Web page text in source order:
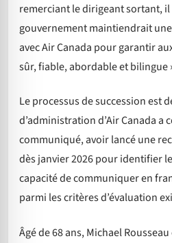
remerciant le dirigeant sortant, il
gouvernement maintiendrait
avec Air Canada pour garantir
sûr, fiable, abordable et bilingue
Le processus de succession est
d’administration d’Air Canada a
communiqué, avoir lancé une
dès janvier 2026 pour identifier
capacité de communiquer en
parmi les critères d’évaluation
Âgé de 68 ans, Michael